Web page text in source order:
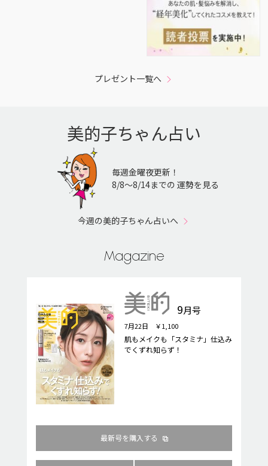
プレゼント一覧へ
美的子ちゃん占い
毎週金曜夜更新！
8/8〜8/14までの 運勢を見る
今週の美的子ちゃん占いへ
Magazine
9月号
7月22日 ￥1,100
肌もメイクも「スタミナ」仕込み
でくずれ知らず！
最新号を購入する